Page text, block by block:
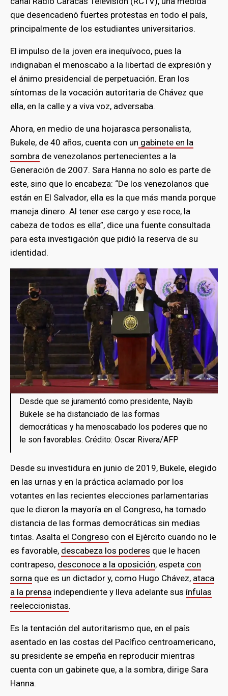
que desencadenó fuertes protestas en todo el país,
principalmente de los estudiantes universitarios.
El impulso de la joven era inequívoco, pues la
indignaban el menoscabo a la libertad de expresión y
el ánimo presidencial de perpetuación. Eran los
síntomas de la vocación autoritaria de Chávez que
ella, en la calle y a viva voz, adversaba.
Ahora, en medio de una hojarasca personalista,
Bukele, de 40 años, cuenta con un gabinete en la
sombra de venezolanos pertenecientes a la
Generación de 2007. Sara Hanna no solo es parte de
este, sino que lo encabeza: “De los venezolanos que
están en El Salvador, ella es la que más manda porque
maneja dinero. Al tener ese cargo y ese roce, la
cabeza de todos es ella”, dice una fuente consultada
para esta investigación que pidió la reserva de su
identidad.
Desde que se juramentó como presidente, Nayib
Bukele se ha distanciado de las formas
democráticas y ha menoscabado los poderes que no
le son favorables. Crédito: Oscar Rivera/AFP
Desde su investidura en junio de 2019, Bukele, elegido
en las urnas y en la práctica aclamado por los
votantes en las recientes elecciones parlamentarias
que le dieron la mayoría en el Congreso, ha tomado
distancia de las formas democráticas sin medias
tintas. Asalta el Congreso con el Ejército cuando no le
es favorable, descabeza los poderes que le hacen
contrapeso, desconoce a la oposición, espeta con
sorna que es un dictador y, como Hugo Chávez, ataca
a la prensa independiente y lleva adelante sus ínfulas
reeleccionistas.
Es la tentación del autoritarismo que, en el país
asentado en las costas del Pacífico centroamericano,
su presidente se empeña en reproducir mientras
cuenta con un gabinete que, a la sombra, dirige Sara
Hanna.